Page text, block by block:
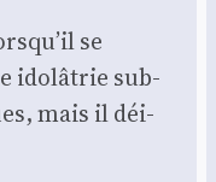
se
ido­lâ­trie sub­
mais il déi­